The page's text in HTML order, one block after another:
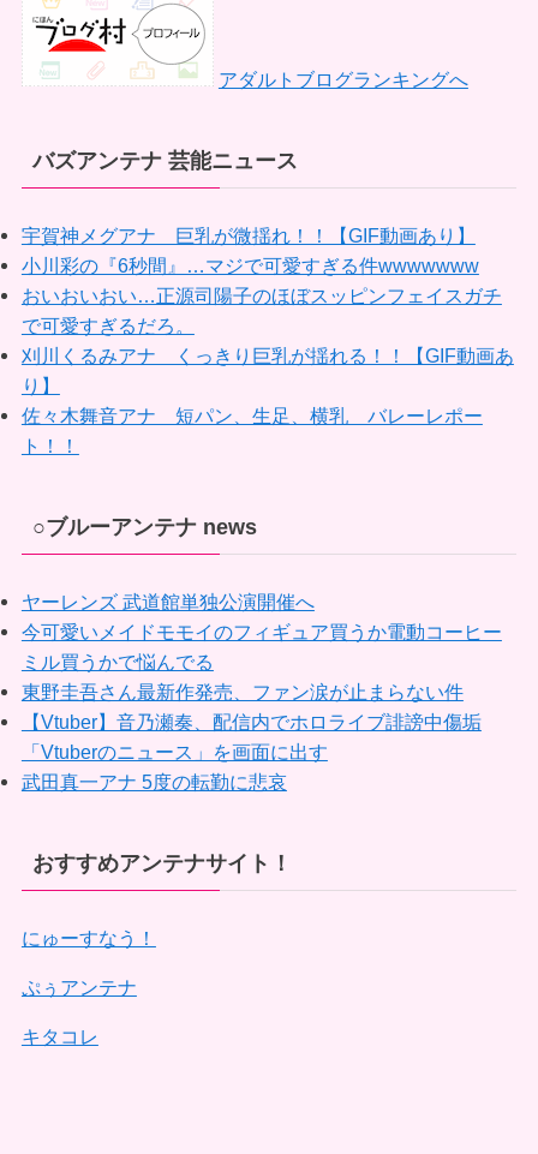
アダルトブログランキングへ
バズアンテナ 芸能ニュース
宇賀神メグアナ 巨乳が微揺れ！！【GIF動画あり】
小川彩の『6秒間』…マジで可愛すぎる件wwwwwww
おいおいおい…正源司陽子のほぼスッピンフェイスガチ
で可愛すぎるだろ。
刈川くるみアナ くっきり巨乳が揺れる！！【GIF動画あ
り】
佐々木舞音アナ 短パン、生足、横乳 バレーレポー
ト！！
○ブルーアンテナ news
ヤーレンズ 武道館単独公演開催へ
今可愛いメイドモモイのフィギュア買うか電動コーヒー
ミル買うかで悩んでる
東野圭吾さん最新作発売、ファン涙が止まらない件
【Vtuber】音乃瀬奏、配信内でホロライブ誹謗中傷垢
「Vtuberのニュース」を画面に出す
武田真一アナ 5度の転勤に悲哀
おすすめアンテナサイト！
にゅーすなう！
ぷぅアンテナ
キタコレ